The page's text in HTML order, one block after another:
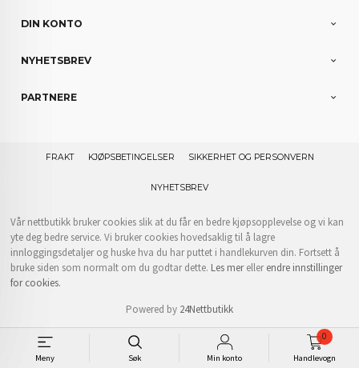
Meny Søk Min konto Handlevogn
0
DIN KONTO
NYHETSBREV
PARTNERE
FRAKT KJØPSBETINGELSER SIKKERHET OG PERSONVERN
NYHETSBREV
Vår nettbutikk bruker cookies slik at du får en bedre kjøpsopplevelse og vi kan
yte deg bedre service. Vi bruker cookies hovedsaklig til å lagre
innloggingsdetaljer og huske hva du har puttet i handlekurven din. Fortsett å
bruke siden som normalt om du godtar dette. Les merellerendre innstillinger
for cookies.
Powered by 24Nettbutikk